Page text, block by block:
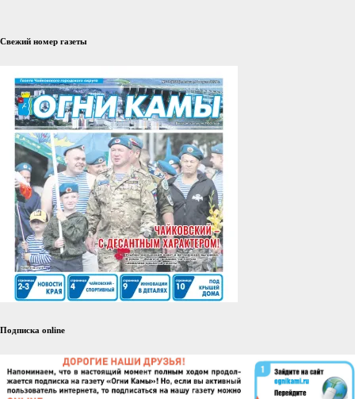
Свежий номер газеты
Подписка online